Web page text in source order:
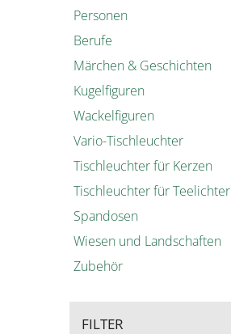
Personen
Berufe
Märchen & Geschichten
Kugelfiguren
Wackelfiguren
Vario-Tischleuchter
Tischleuchter für Kerzen
Tischleuchter für Teelichter
Spandosen
Wiesen und Landschaften
Zubehör
FILTER